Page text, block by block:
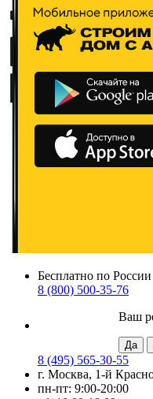
Бесплатно по России
8 (800) 500-35-76
Ваш
8 (495) 565-30-55
г. Москва, 1-й
пн-пт: 9:00-20:00